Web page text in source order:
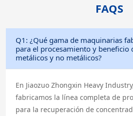
FAQS
Q1: ¿Qué gama de maquinarias
para el procesamiento y beneficio
metálicos y no metálicos?
En Jiaozuo Zhongxin Heavy
fabricamos la línea completa de
para la recuperación de